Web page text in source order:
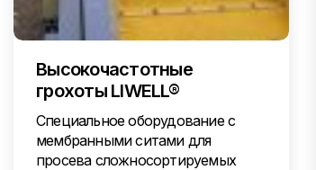
Высокочастотные
грохоты LIWELL®
Специальное оборудование с
мембранными ситами для
просева сложносортируемых